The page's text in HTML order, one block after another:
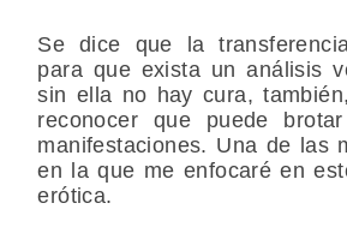
Se dice que la
para que exista un análisis
sin ella no hay cura,
reconocer que puede
manifestaciones. Una de las
en la que me enfocaré en
erótica.